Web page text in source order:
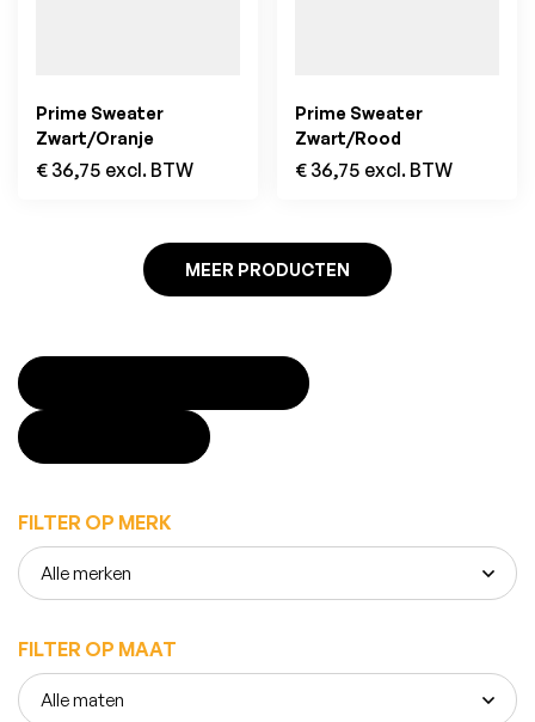
FILTER OP MERK
FILTER OP MAAT
Prime Sweater
Zwart/Oranje
€ 36,75 excl. BTW
Prime Sweater
Zwart/Rood
€ 36,75 excl. BTW
MEER PRODUCTEN